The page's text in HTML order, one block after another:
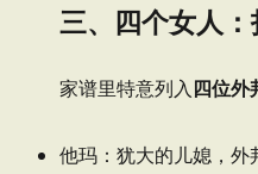
三、四个女人
家谱里特意列入 四位外
他玛：犹大的儿媳，外